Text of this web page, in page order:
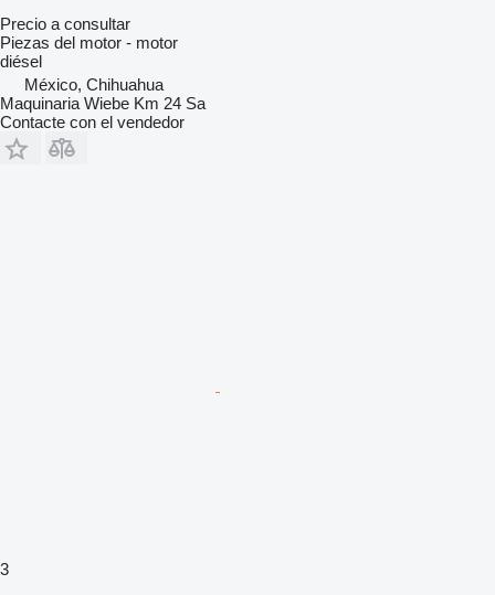
Precio a consultar
Piezas del motor - motor
diésel
México, Chihuahua
Maquinaria Wiebe Km 24 Sa
Contacte con el vendedor
3